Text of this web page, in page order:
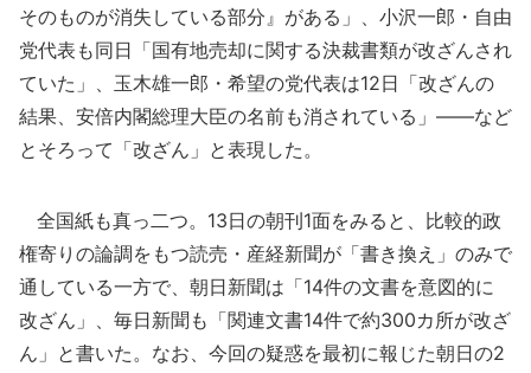
そのものが消失している部分』がある」、小沢一郎・自由
党代表も同日「国有地売却に関する決裁書類が改ざんされ
ていた」、玉木雄一郎・希望の党代表は12日「改ざんの
結果、安倍内閣総理大臣の名前も消されている」――など
とそろって「改ざん」と表現した。
全国紙も真っ二つ。13日の朝刊1面をみると、比較的政
権寄りの論調をもつ読売・産経新聞が「書き換え」のみで
通している一方で、朝日新聞は「14件の文書を意図的に
改ざん」、毎日新聞も「関連文書14件で約300カ所が改ざ
ん」と書いた。なお、今回の疑惑を最初に報じた朝日の2